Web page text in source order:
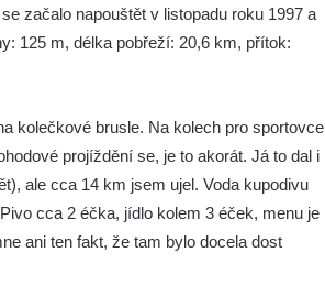
začalo napouštět v listopadu roku 1997 a
125 m, délka pobřeží: 20,6 km, přítok:
kolečkové brusle. Na kolech pro sportovce
projíždění se, je to akorát. Já to dal i
ale cca 14 km jsem ujel. Voda kupodivu
cca 2 éčka, jídlo kolem 3 éček, menu je
ani ten fakt, že tam bylo docela dost